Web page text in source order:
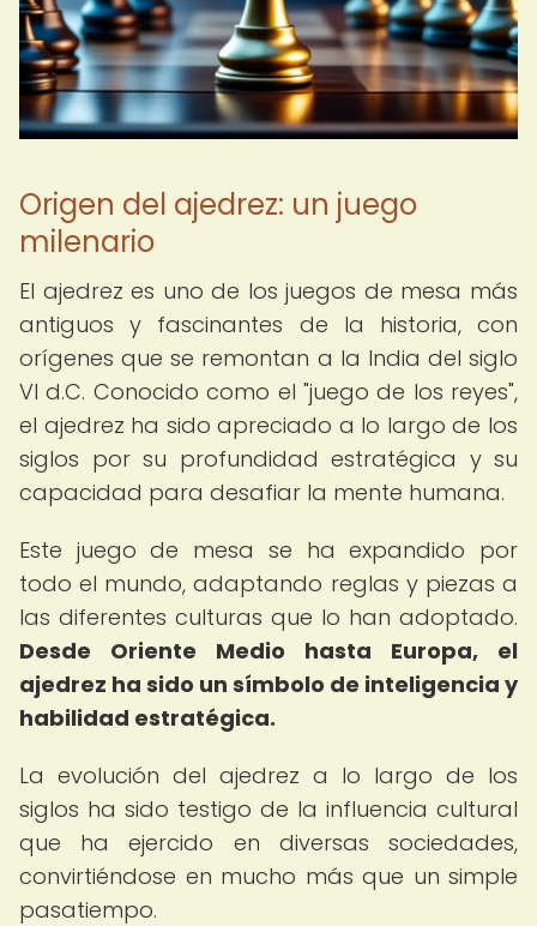
Origen del ajedrez: un juego
milenario
El ajedrez es uno de los juegos de mesa más
antiguos y fascinantes de la historia, con
orígenes que se remontan a la India del siglo
VI d.C. Conocido como el "juego de los reyes",
el ajedrez ha sido apreciado a lo largo de los
siglos por su profundidad estratégica y su
capacidad para desafiar la mente humana.
Este juego de mesa se ha expandido por
todo el mundo, adaptando reglas y piezas a
las diferentes culturas que lo han adoptado.
Desde Oriente Medio hasta Europa, el
ajedrez ha sido un símbolo de inteligencia y
habilidad estratégica.
La evolución del ajedrez a lo largo de los
siglos ha sido testigo de la influencia cultural
que ha ejercido en diversas sociedades,
convirtiéndose en mucho más que un simple
pasatiempo.